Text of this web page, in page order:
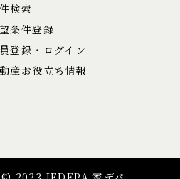
検索
条件登録
登録・ログイン
産お役立ち情報